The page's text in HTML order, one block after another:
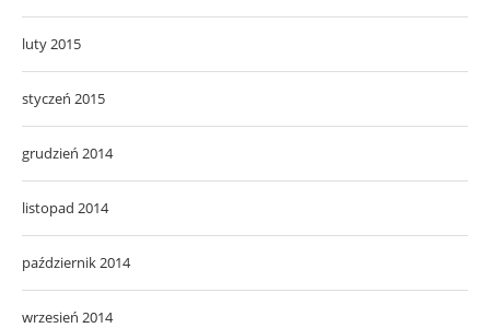
luty 2015
styczeń 2015
grudzień 2014
listopad 2014
październik 2014
wrzesień 2014